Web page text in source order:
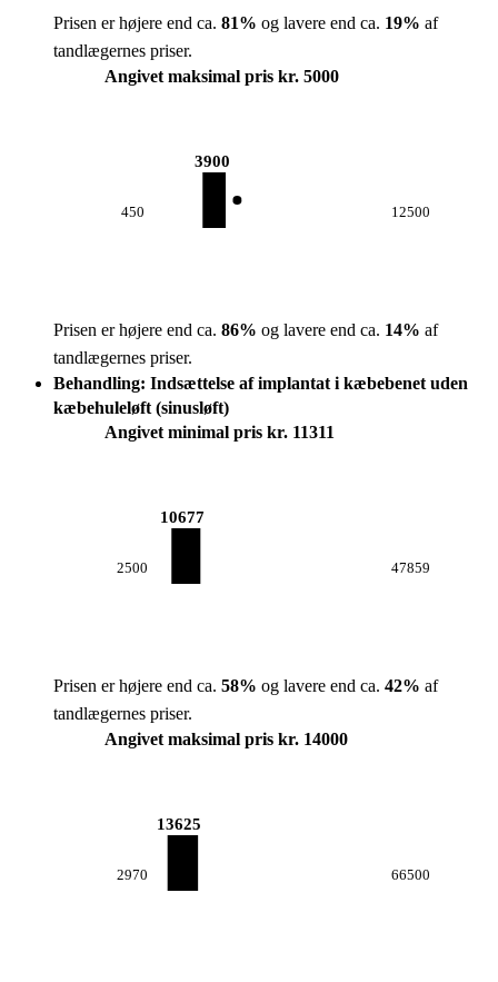
Prisen er højere end ca. 81% og lavere end ca. 19% af
tandlægernes priser.
Angivet maksimal pris kr. 5000
450
3900
12500
Prisen er højere end ca. 86% og lavere end ca. 14% af
tandlægernes priser.
Behandling: Indsættelse af implantat i kæbebenet uden
kæbehuleløft (sinusløft)
Angivet minimal pris kr. 11311
2500
10677
47859
Prisen er højere end ca. 58% og lavere end ca. 42% af
tandlægernes priser.
Angivet maksimal pris kr. 14000
2970
13625
66500